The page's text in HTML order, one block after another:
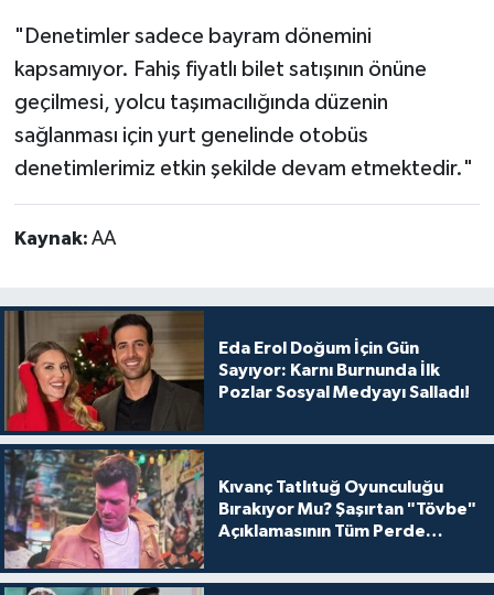
"Denetimler sadece bayram dönemini
kapsamıyor. Fahiş fiyatlı bilet satışının önüne
geçilmesi, yolcu taşımacılığında düzenin
sağlanması için yurt genelinde otobüs
denetimlerimiz etkin şekilde devam etmektedir."
Kaynak: AA
Eda Erol Doğum İçin Gün
Sayıyor: Karnı Burnunda İlk
Pozlar Sosyal Medyayı Salladı!
Kıvanç Tatlıtuğ Oyunculuğu
Bırakıyor Mu? Şaşırtan "Tövbe"
Açıklamasının Tüm Perde